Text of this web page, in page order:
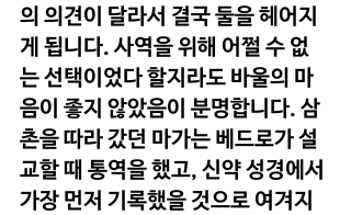
의 의견이 달라서 결국 둘을 헤어지
게 됩니다. 사역을 위해 어쩔 수 없
는 선택이었다 할지라도 바울의 마
음이 좋지 않았음이 분명합니다. 삼
촌을 따라 갔던 마가는 베드로가 설
교할 때 통역을 했고, 신약 성경에서
가장 먼저 기록했을 것으로 여겨지